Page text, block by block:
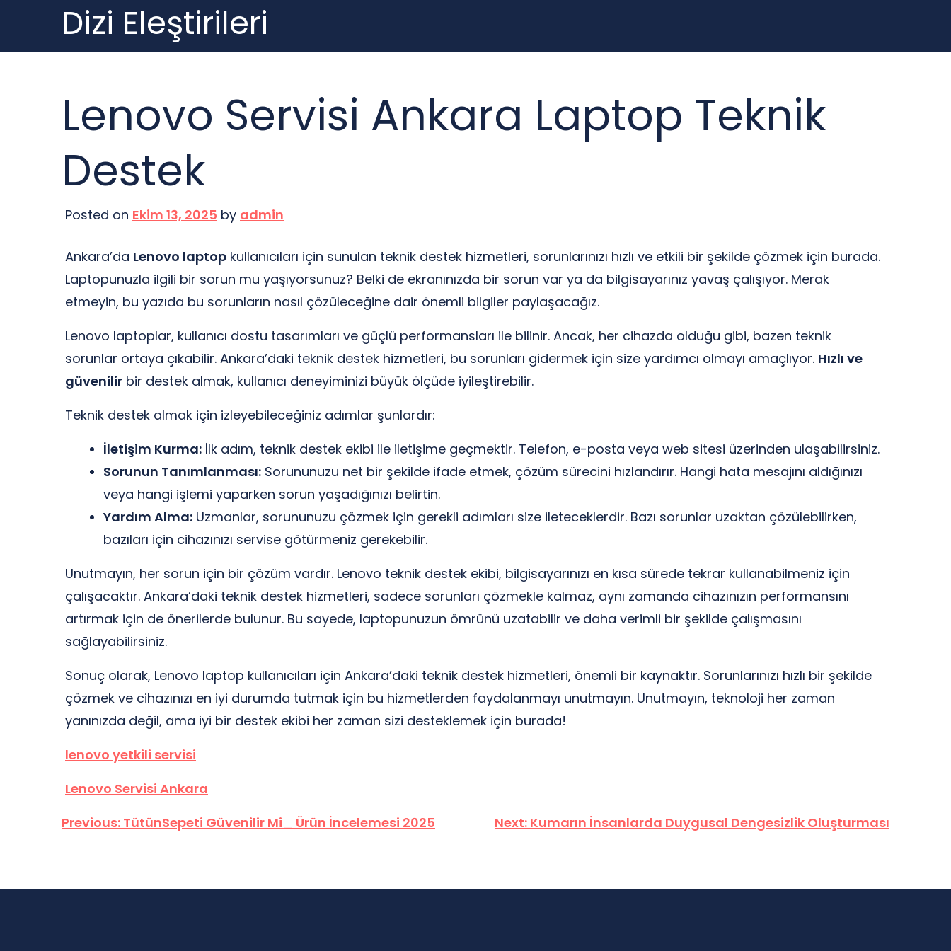
content
Dizi Eleştirileri
Lenovo Servisi Ankara Laptop Teknik
Destek
Posted on Ekim 13, 2025 by admin
Ankara’da Lenovo laptop kullanıcıları için sunulan teknik destek hizmetleri, sorunlarınızı hızlı ve etkili bir şekilde çözmek için burada.
Laptopunuzla ilgili bir sorun mu yaşıyorsunuz? Belki de ekranınızda bir sorun var ya da bilgisayarınız yavaş çalışıyor. Merak
etmeyin, bu yazıda bu sorunların nasıl çözüleceğine dair önemli bilgiler paylaşacağız.
Lenovo laptoplar, kullanıcı dostu tasarımları ve güçlü performansları ile bilinir. Ancak, her cihazda olduğu gibi, bazen teknik
sorunlar ortaya çıkabilir. Ankara’daki teknik destek hizmetleri, bu sorunları gidermek için size yardımcı olmayı amaçlıyor. Hızlı ve
güvenilir bir destek almak, kullanıcı deneyiminizi büyük ölçüde iyileştirebilir.
Teknik destek almak için izleyebileceğiniz adımlar şunlardır:
İletişim Kurma: İlk adım, teknik destek ekibi ile iletişime geçmektir. Telefon, e-posta veya web sitesi üzerinden ulaşabilirsiniz.
Sorunun Tanımlanması: Sorununuzu net bir şekilde ifade etmek, çözüm sürecini hızlandırır. Hangi hata mesajını aldığınızı
veya hangi işlemi yaparken sorun yaşadığınızı belirtin.
Yardım Alma: Uzmanlar, sorununuzu çözmek için gerekli adımları size ileteceklerdir. Bazı sorunlar uzaktan çözülebilirken,
bazıları için cihazınızı servise götürmeniz gerekebilir.
Unutmayın, her sorun için bir çözüm vardır. Lenovo teknik destek ekibi, bilgisayarınızı en kısa sürede tekrar kullanabilmeniz için
çalışacaktır. Ankara’daki teknik destek hizmetleri, sadece sorunları çözmekle kalmaz, aynı zamanda cihazınızın performansını
artırmak için de önerilerde bulunur. Bu sayede, laptopunuzun ömrünü uzatabilir ve daha verimli bir şekilde çalışmasını
sağlayabilirsiniz.
Sonuç olarak, Lenovo laptop kullanıcıları için Ankara’daki teknik destek hizmetleri, önemli bir kaynaktır. Sorunlarınızı hızlı bir şekilde
çözmek ve cihazınızı en iyi durumda tutmak için bu hizmetlerden faydalanmayı unutmayın. Unutmayın, teknoloji her zaman
yanınızda değil, ama iyi bir destek ekibi her zaman sizi desteklemek için burada!
lenovo yetkili servisi
Lenovo Servisi Ankara
Yazı
Previous: TütünSepeti Güvenilir Mi_ Ürün İncelemesi 2025 Next: Kumarın İnsanlarda Duygusal Dengesizlik Oluşturması